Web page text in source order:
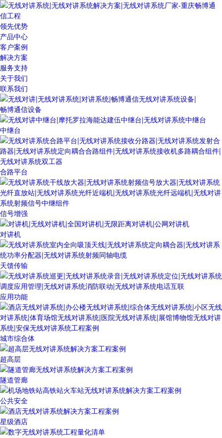
领先优势
产品中心
客户案例
解决方案
服务支持
关于我们
联系我们
畅博通信设备
中继台
合路平台
信号增强
对讲机
天馈传输
应用功能
城市综合体
超高层
隧道管廊
公共安全
星级酒店